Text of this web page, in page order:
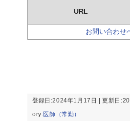
URL
お問い合わせ
登録日:2024年1月17日 | 更新日
ory:医師（常勤）